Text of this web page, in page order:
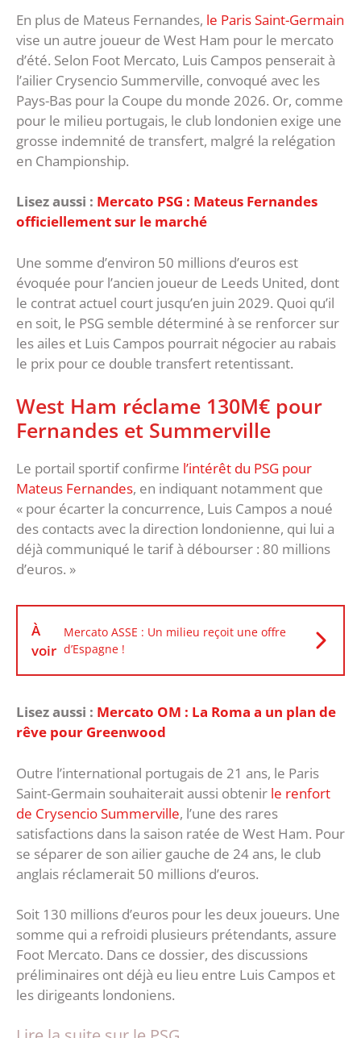
En plus de Mateus Fernandes, le Paris Saint-Germain
vise un autre joueur de West Ham pour le mercato
d’été. Selon Foot Mercato, Luis Campos penserait à
l’ailier Crysencio Summerville, convoqué avec les
Pays-Bas pour la Coupe du monde 2026. Or, comme
pour le milieu portugais, le club londonien exige une
grosse indemnité de transfert, malgré la relégation
en Championship.
Lisez aussi : Mercato PSG : Mateus Fernandes
officiellement sur le marché
Une somme d’environ 50 millions d’euros est
évoquée pour l’ancien joueur de Leeds United, dont
le contrat actuel court jusqu’en juin 2029. Quoi qu’il
en soit, le PSG semble déterminé à se renforcer sur
les ailes et Luis Campos pourrait négocier au rabais
le prix pour ce double transfert retentissant.
West Ham réclame 130M€ pour
Fernandes et Summerville
Le portail sportif confirme l’intérêt du PSG pour
Mateus Fernandes, en indiquant notamment que
« pour écarter la concurrence, Luis Campos a noué
des contacts avec la direction londonienne, qui lui a
déjà communiqué le tarif à débourser : 80 millions
d’euros. »
À
voir
Mercato ASSE : Un milieu reçoit une offre
d’Espagne !
Lisez aussi : Mercato OM : La Roma a un plan de
rêve pour Greenwood
Outre l’international portugais de 21 ans, le Paris
Saint-Germain souhaiterait aussi obtenir le renfort
de Crysencio Summerville, l’une des rares
satisfactions dans la saison ratée de West Ham. Pour
se séparer de son ailier gauche de 24 ans, le club
anglais réclamerait 50 millions d’euros.
Soit 130 millions d’euros pour les deux joueurs. Une
somme qui a refroidi plusieurs prétendants, assure
Foot Mercato. Dans ce dossier, des discussions
préliminaires ont déjà eu lieu entre Luis Campos et
les dirigeants londoniens.